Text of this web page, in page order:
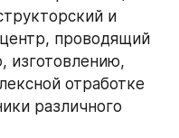
и
проводящий
изготовлению,
отработке
различного